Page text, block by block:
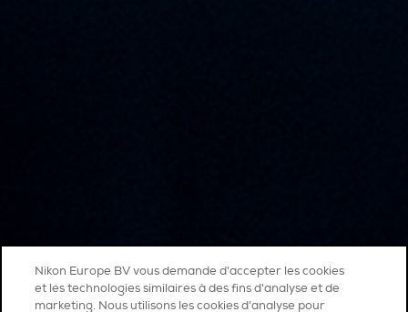
Nikon Europe BV vous demande d'accepter les cookies
et les technologies similaires à des fins d'analyse et de
marketing. Nous utilisons les cookies d’analyse pour